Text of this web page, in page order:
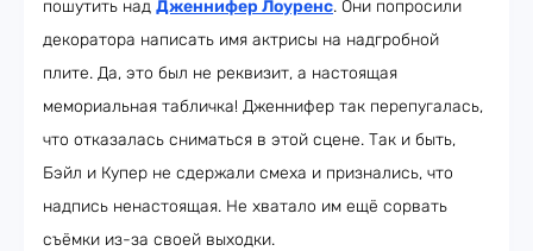
пошутить над Дженнифер Лоуренс. Они попросили
декоратора написать имя актрисы на надгробной
плите. Да, это был не реквизит, а настоящая
мемориальная табличка! Дженнифер так перепугалась,
что отказалась сниматься в этой сцене. Так и быть,
Бэйл и Купер не сдержали смеха и признались, что
надпись ненастоящая. Не хватало им ещё сорвать
съёмки из-за своей выходки.